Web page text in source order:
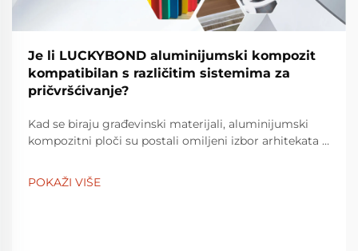
Je li LUCKYBOND aluminijumski kompozit
kompatibilan s različitim sistemima za
pričvršćivanje?
Kad se biraju građevinski materijali, aluminijumski
kompozitni ploči su postali omiljeni izbor arhitekata i
LUCKYBOND aluminijumski kompozitni paneli ističu
POKAŽI VIŠE